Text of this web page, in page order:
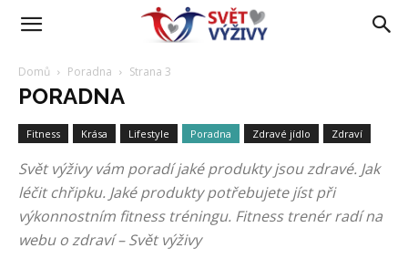
Domů Poradna Strana 3
PORADNA
Fitness Krása Lifestyle Poradna Zdravé jídlo Zdraví
Svět výživy vám poradí jaké produkty jsou zdravé. Jak
léčit chřipku. Jaké produkty potřebujete jíst při
výkonnostním fitness tréningu. Fitness trenér radí na
webu o zdraví – Svět výživy